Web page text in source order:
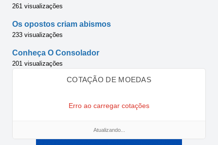
261 visualizações
Os opostos criam abismos
233 visualizações
Conheça O Consolador
201 visualizações
COTAÇÃO DE MOEDAS
Erro ao carregar cotações
Atualizando...